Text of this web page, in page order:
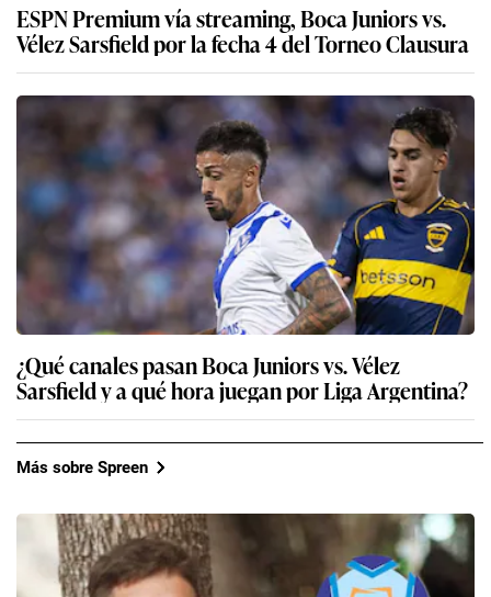
ESPN Premium vía streaming, Boca Juniors vs.
Vélez Sarsfield por la fecha 4 del Torneo Clausura
¿Qué canales pasan Boca Juniors vs. Vélez
Sarsfield y a qué hora juegan por Liga Argentina?
Más sobre Spreen